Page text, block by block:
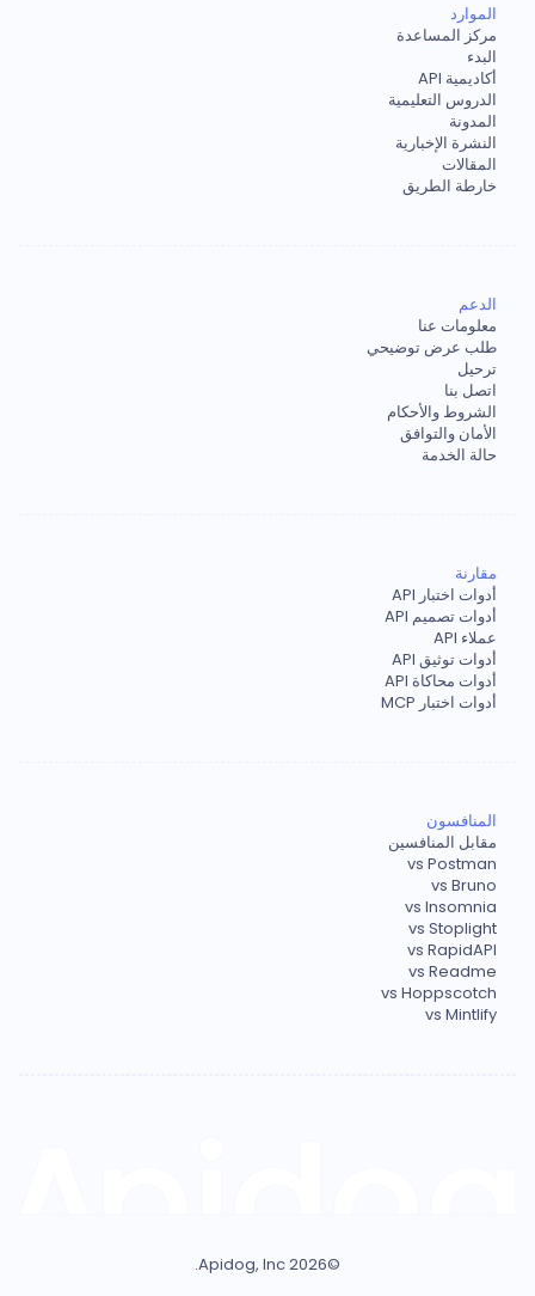
الموارد
مركز المساعدة
البدء
أكاديمية API
الدروس التعليمية
المدونة
النشرة الإخبارية
المقالات
خارطة الطريق
الدعم
معلومات عنا
طلب عرض توضيحي
ترحيل
اتصل بنا
الشروط والأحكام
الأمان والتوافق
حالة الخدمة
مقارنة
أدوات اختبار API
أدوات تصميم API
عملاء API
أدوات توثيق API
أدوات محاكاة API
أدوات اختبار MCP
المنافسون
مقابل المنافسين
vs Postman
vs Bruno
vs Insomnia
vs Stoplight
vs RapidAPI
vs Readme
vs Hoppscotch
vs Mintlify
©
2026